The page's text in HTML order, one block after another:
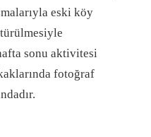
eski köy
sonu aktivitesi
fotoğraf